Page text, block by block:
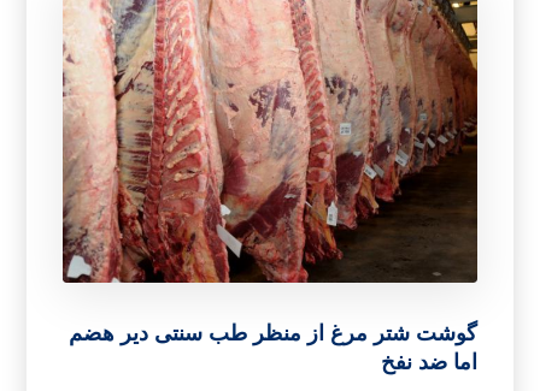
گوشت شتر مرغ از منظر طب سنتی دیر هضم
اما ضد نفخ